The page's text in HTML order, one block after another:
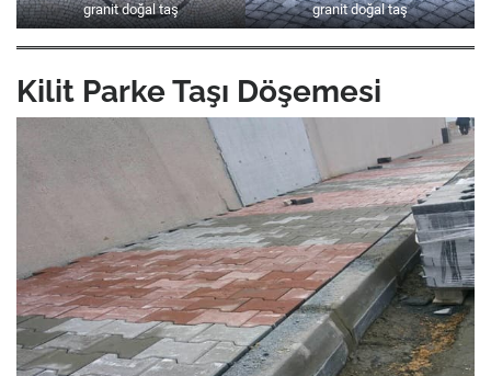
granit doğal taş granit doğal taş
Kilit Parke Taşı Döşemesi